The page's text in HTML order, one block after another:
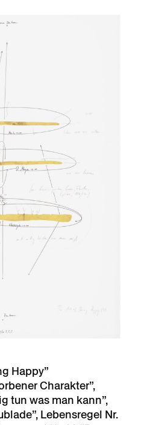
Happy”
Charakter”,
tun was man kann”,
Lebensregel Nr.